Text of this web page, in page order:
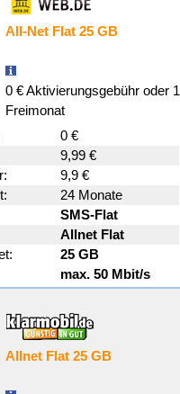
All-Net Flat 25 GB
0 € Aktivierungsgebühr oder 1
Freimonat
0 €
9,99 €
9,9 €
24 Monate
SMS-Flat
Allnet Flat
25 GB
max. 50 Mbit/s
Allnet Flat 25 GB